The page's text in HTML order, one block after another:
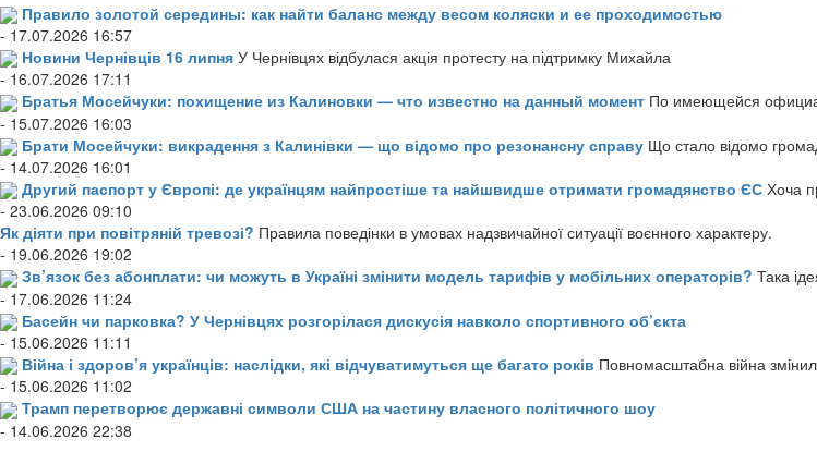
Правило золотой середины: как найти баланс между весом коляски и ее проходимостью
- 17.07.2026 16:57
Новини Чернівців 16 липня У Чернівцях відбулася акція протесту на підтримку Михайла
- 16.07.2026 17:11
Братья Мосейчуки: похищение из Калиновки — что известно на данный момент По имеющейся
- 15.07.2026 16:03
Брати Мосейчуки: викрадення з Калинівки — що відомо про резонансну справу Що стало відомо
- 14.07.2026 16:01
Другий паспорт у Європі: де українцям найпростіше та найшвидше отримати громадянство ЄС Хоча
- 23.06.2026 09:10
Як діяти при повітряній тревозі? Правила поведінки в умовах надзвичайної ситуації воєнного характеру.
- 19.06.2026 19:02
Зв’язок без абонплати: чи можуть в Україні змінити модель тарифів у мобільних операторів? Така
- 17.06.2026 11:24
Басейн чи парковка? У Чернівцях розгорілася дискусія навколо спортивного об’єкта
- 15.06.2026 11:11
Війна і здоров’я українців: наслідки, які відчуватимуться ще багато років Повномасштабна війна
- 15.06.2026 11:02
Трамп перетворює державні символи США на частину власного політичного шоу
- 14.06.2026 22:38